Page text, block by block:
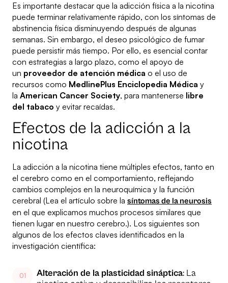
Es importante destacar que la adicción física a la nicotina
puede terminar relativamente rápido, con los síntomas de
abstinencia física disminuyendo después de algunas
semanas. Sin embargo, el deseo psicológico de fumar
puede persistir más tiempo. Por ello, es esencial contar
con estrategias a largo plazo, como el apoyo de
un proveedor de atención médica o el uso de
recursos como MedlinePlus Enciclopedia Médica y
la American Cancer Society, para mantenerse libre
del tabaco y evitar recaídas.
Efectos de la adicción a la
nicotina
La adicción a la nicotina tiene múltiples efectos, tanto en
el cerebro como en el comportamiento, reflejando
cambios complejos en la neuroquímica y la función
cerebral (Lea el artículo sobre la síntomas de la neurosis
en el que explicamos muchos procesos similares que
tienen lugar en nuestro cerebro.). Los siguientes son
algunos de los efectos claves identificados en la
investigación científica:
Alteración de la plasticidad sináptica: La